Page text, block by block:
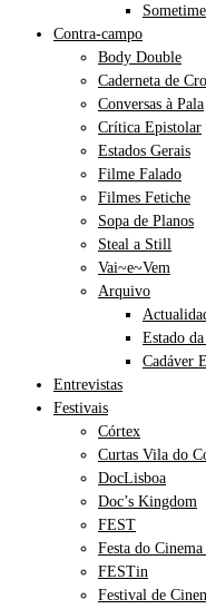
Contra-campo
Body Double
Caderneta de
Conversas à Pala
Crítica Epistolar
Estados Gerais
Filme Falado
Filmes Fetiche
Sopa de Planos
Steal a Still
Vai~e~Vem
Arquivo
Estado
Cadáver
Entrevistas
Festivais
Córtex
Curtas Vila do
DocLisboa
Doc’s Kingdom
FEST
Festa do
FESTin
Festival de